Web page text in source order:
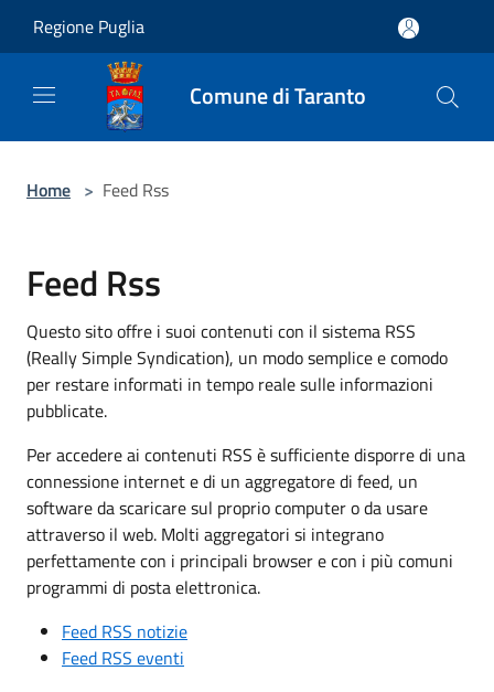
Regione Puglia
Comune di Taranto
Home > Feed Rss
Feed Rss
Questo sito offre i suoi contenuti con il sistema RSS
(Really Simple Syndication), un modo semplice e comodo
per restare informati in tempo reale sulle informazioni
pubblicate.
Per accedere ai contenuti RSS è sufficiente disporre di una
connessione internet e di un aggregatore di feed, un
software da scaricare sul proprio computer o da usare
attraverso il web. Molti aggregatori si integrano
perfettamente con i principali browser e con i più comuni
programmi di posta elettronica.
Feed RSS notizie
Feed RSS eventi